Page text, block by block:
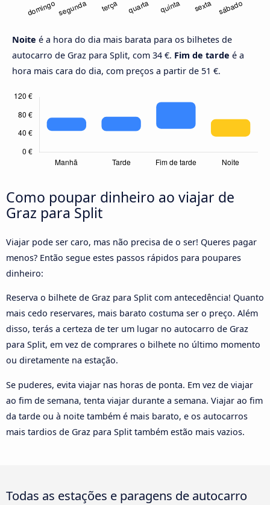
Noite é a hora do dia mais barata para os bilhetes de
autocarro de Graz para Split, com 34 €. Fim de tarde é a
hora mais cara do dia, com preços a partir de 51 €.
Como poupar dinheiro ao viajar de
Graz para Split
Viajar pode ser caro, mas não precisa de o ser! Queres pagar
menos? Então segue estes passos rápidos para poupares
dinheiro:
Reserva o bilhete de Graz para Split com antecedência! Quanto
mais cedo reservares, mais barato costuma ser o preço. Além
disso, terás a certeza de ter um lugar no autocarro de Graz
para Split, em vez de comprares o bilhete no último momento
ou diretamente na estação.
Se puderes, evita viajar nas horas de ponta. Em vez de viajar
ao fim de semana, tenta viajar durante a semana. Viajar ao fim
da tarde ou à noite também é mais barato, e os autocarros
mais tardios de Graz para Split também estão mais vazios.
Todas as estações e paragens de autocarro